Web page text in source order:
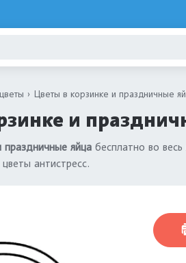
Цветы в корзинке и праздничные
и
праздничные яйца бесплатно во
антистресс.